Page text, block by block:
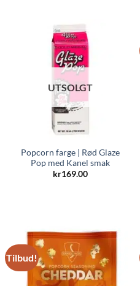
UTSOLGT
Popcorn farge | Rød Glaze
Pop med Kanel smak
kr169.00
Tilbud!